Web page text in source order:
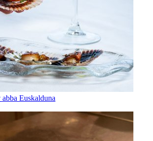
Euskalduna